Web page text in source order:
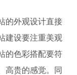
的外观设计直接
建设要注重美观
的色彩搭配要符
高贵的感觉。同